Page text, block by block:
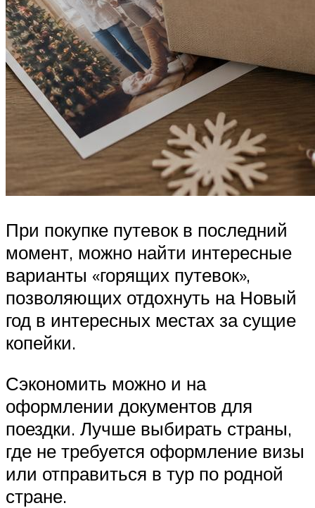
При покупке путевок в последний
момент, можно найти интересные
варианты «горящих путевок»,
позволяющих отдохнуть на Новый
год в интересных местах за сущие
копейки.
Сэкономить можно и на
оформлении документов для
поездки. Лучше выбирать страны,
где не требуется оформление визы
или отправиться в тур по родной
стране.